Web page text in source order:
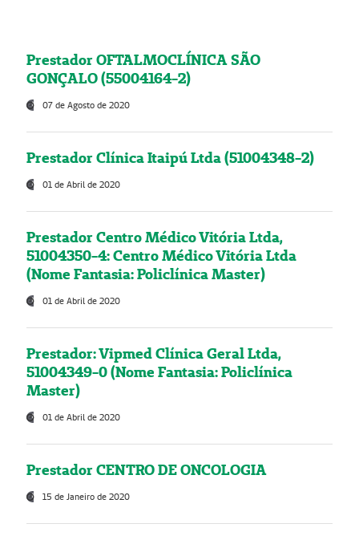
Prestador OFTALMOCLÍNICA SÃO
GONÇALO (55004164-2)
07 de Agosto de 2020
Prestador Clínica Itaipú Ltda (51004348-2)
01 de Abril de 2020
Prestador Centro Médico Vitória Ltda,
51004350-4: Centro Médico Vitória Ltda
(Nome Fantasia: Policlínica Master)
01 de Abril de 2020
Prestador: Vipmed Clínica Geral Ltda,
51004349-0 (Nome Fantasia: Policlínica
Master)
01 de Abril de 2020
Prestador CENTRO DE ONCOLOGIA
15 de Janeiro de 2020